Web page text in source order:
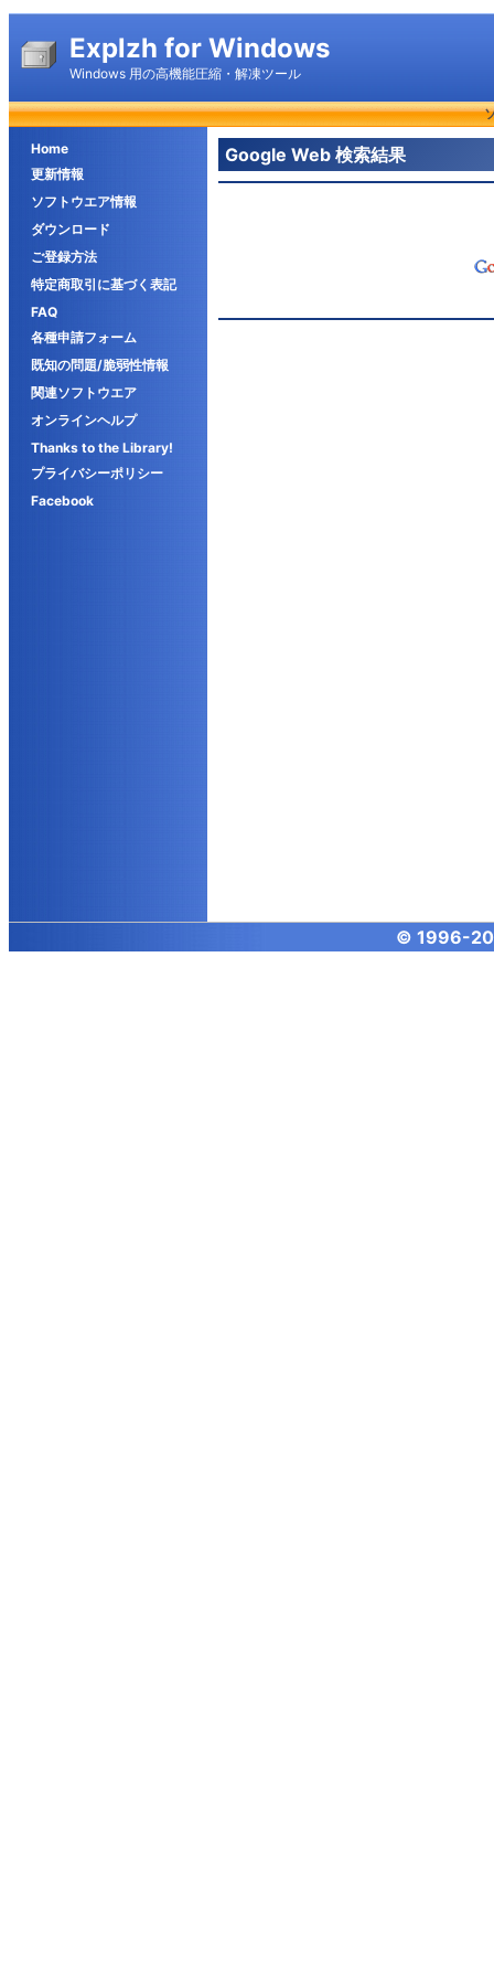
Explzh for Windows
Windows 用の高機能圧縮・解凍ツール
Home
更新情報
ソフトウエア情報
ダウンロード
ご登録方法
特定商取引に基づく表記
FAQ
各種申請フォーム
既知の問題/脆弱性情報
関連ソフトウエア
オンラインヘルプ
Thanks to the Library!
プライバシーポリシー
Facebook
Google Web 検索結果
© 1996-